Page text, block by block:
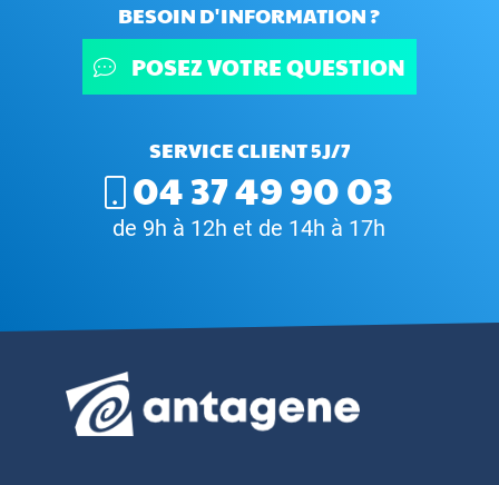
BESOIN D'INFORMATION ?
POSEZ VOTRE QUESTION
SERVICE CLIENT 5J/7
04 37 49 90 03
de 9h à 12h et de 14h à 17h